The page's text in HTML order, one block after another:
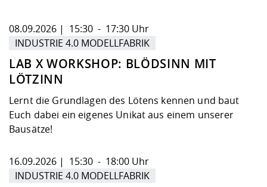
LAB X WORKSHOP: BLÖDSINN MIT
LÖTZINN
08.09.2026 | 15:30 - 17:30 Uhr
INDUSTRIE 4.0 MODELLFABRIK
Lernt die Grundlagen des Lötens kennen und baut
Euch dabei ein eigenes Unikat aus einem unserer
Bausätze!
16.09.2026 | 15:30 - 18:00 Uhr
INDUSTRIE 4.0 MODELLFABRIK